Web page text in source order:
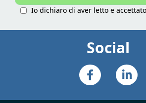
Io dichiaro di aver letto e
Social